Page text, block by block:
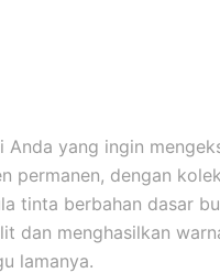
Anda yang ingin
permanen, dengan
tinta berbahan dasar
dan menghasilkan
lamanya.